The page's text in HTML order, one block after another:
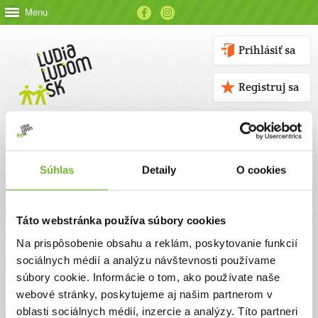
Súhlas Detaily O cookies
Táto webstránka používa súbory cookies
Na prispôsobenie obsahu a reklám, poskytovanie funkcií
sociálnych médií a analýzu návštevnosti používame
súbory cookie. Informácie o tom, ako používate naše
webové stránky, poskytujeme aj našim partnerom v
oblasti sociálnych médií, inzercie a analýzy. Títo partneri
Menu
Prihlásiť sa
Registruj sa
Kontaktné údaje
V prípade akýchkoľvek otázok nás neváhajte kontaktovať
emailom, alebo telefonicky.
ĽUDIA ĽUĎOM, n. o.